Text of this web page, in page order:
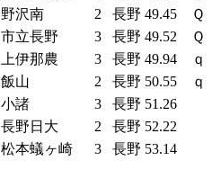
野沢南 2 長野 49.45
Ｑ
市立長野 3 長野 49.52
Ｑ
上伊那農 3 長野 49.94
ｑ
飯山 2 長野 50.55
ｑ
小諸 3 長野 51.26
長野日大 2 長野 52.22
松本蟻ヶ崎 3 長野 53.14